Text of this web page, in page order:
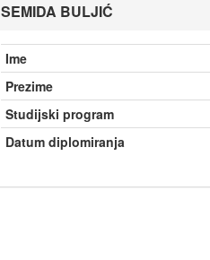
SEMIDA BULJIĆ
Ime
Prezime
Studijski program
Datum diplomiranja